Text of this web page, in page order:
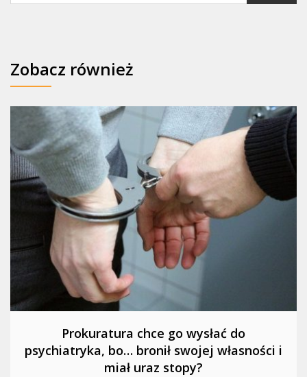
Zobacz również
Prokuratura chce go wysłać do
psychiatryka, bo… bronił swojej własności i
miał uraz stopy?